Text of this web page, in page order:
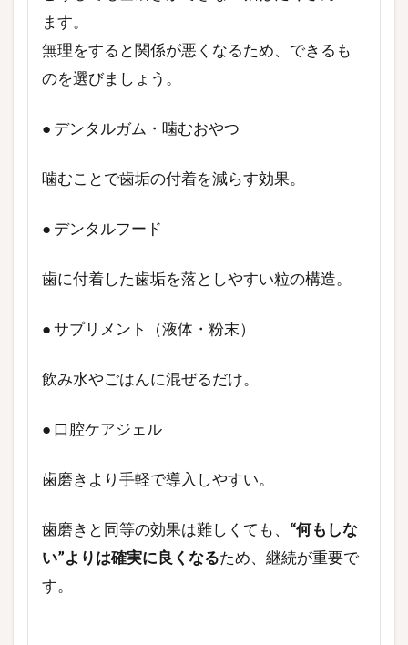
ます。
無理をすると関係が悪くなるため、できるも
のを選びましょう。
● デンタルガム・噛むおやつ
噛むことで歯垢の付着を減らす効果。
● デンタルフード
歯に付着した歯垢を落としやすい粒の構造。
● サプリメント（液体・粉末）
飲み水やごはんに混ぜるだけ。
● 口腔ケアジェル
歯磨きより手軽で導入しやすい。
歯磨きと同等の効果は難しくても、 “何もしな
い”よりは確実に良くなるため、継続が重要で
す。